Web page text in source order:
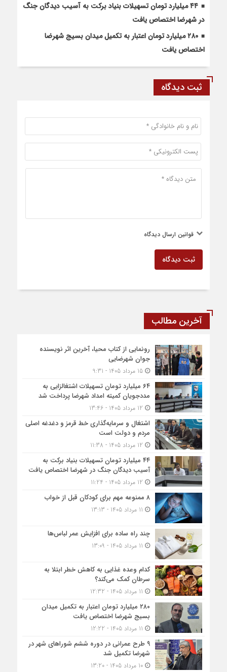
۴۴ میلیارد تومان تسهیلات بنیاد برکت به آسیب دیدگان جنگ
در شهرضا اختصاص یافت
۲۸۰ میلیارد تومان اعتبار به تکمیل میدان بسیج شهرضا
اختصاص یافت
ثبت دیدگاه
قوانین ارسال دیدگاه
ثبت دیدگاه
آخرین مطالب
رونمایی از کتاب محیا، آخرین اثر نویسنده
جوان شهرضایی
15 مرداد 1405 - 9:31
۶۴ میلیارد تومان تسهیلات اشتغالزایی به
مددجویان کمیته امداد شهرضا پرداخت شد
اشتغال و سرمایه‌گذاری خط قرمز و دغدغه اصلی
مردم و دولت است
۴۴ میلیارد تومان تسهیلات بنیاد برکت به
آسیب دیدگان جنگ در شهرضا اختصاص یافت
۸ ممنوعه مهم برای کودکان قبل از خواب
چند راه ساده برای افزایش عمر لباس‌ها
کدام وعده غذایی به کاهش خطر ابتلا به
سرطان کمک می‌کند؟
۲۸۰ میلیارد تومان اعتبار به تکمیل میدان
بسیج شهرضا اختصاص یافت
۹ طرح عمرانی در دوره ششم شوراهای شهر در
شهرضا تکمیل شد
10 مرداد 1405 - 13:20